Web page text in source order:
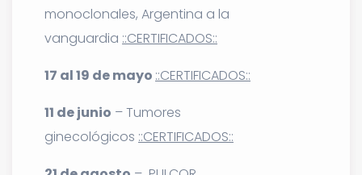
monoclonales, Argentina a la
vanguardia ::CERTIFICADOS::
17 al 19 de mayo ::CERTIFICADOS::
11 de junio – Tumores
ginecológicos ::CERTIFICADOS::